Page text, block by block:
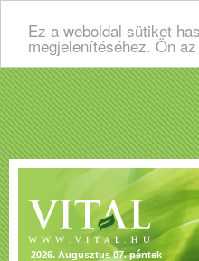
Ez a weboldal sütiket
megjelenítéséhez. Ön
2026. Augusztus 07. péntek